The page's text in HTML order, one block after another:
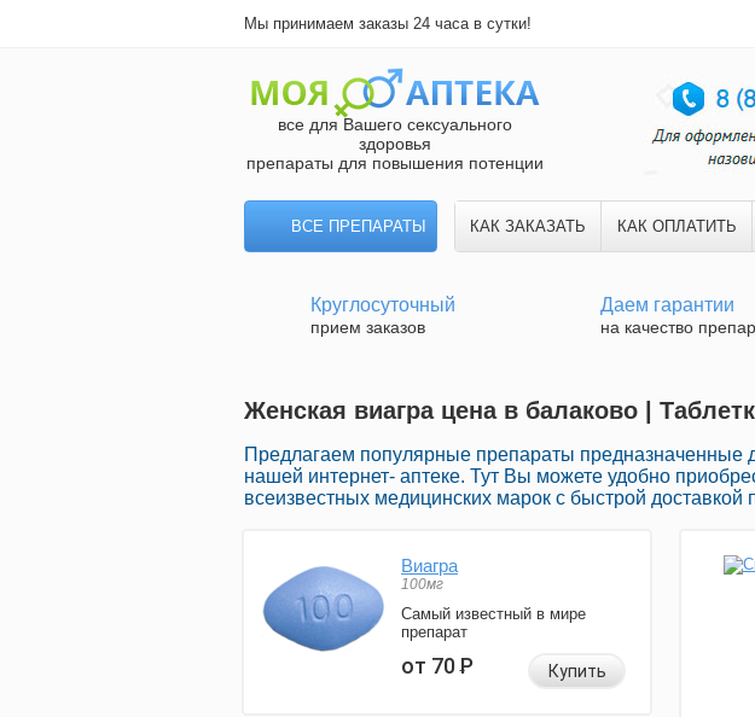
Мы принимаем заказы 24 часа в сутки!
все для Вашего сексуального
здоровья
препараты для повышения потенции
ВСЕ ПРЕПАРАТЫ КАК ЗАКАЗАТЬ КАК ОПЛАТИТЬ
Круглосуточный
прием заказов
Даем гарантии
на качество
Женская виагра цена в балаково |
Предлагаем популярные препараты
нашей интернет- аптеке. Тут Вы можете удобно
всеизвестных медицинских марок с быстрой доставкой
Виагра
100мг
Самый известный в мире
препарат
от 70Р Купить